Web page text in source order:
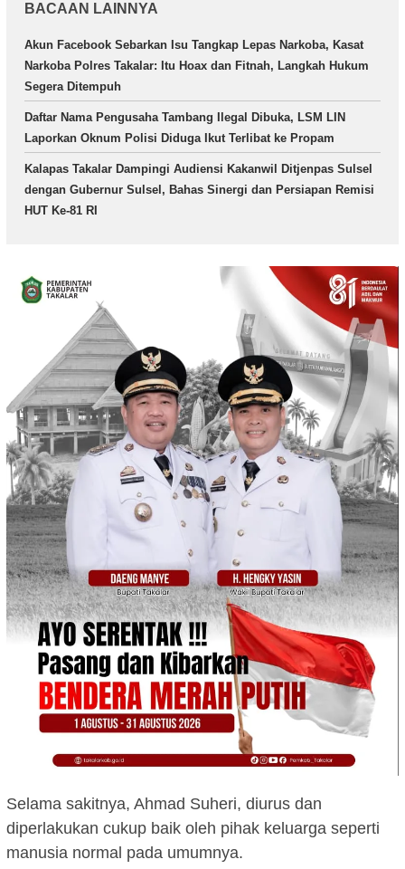
BACAAN LAINNYA
Akun Facebook Sebarkan Isu Tangkap Lepas Narkoba, Kasat
Narkoba Polres Takalar: Itu Hoax dan Fitnah, Langkah Hukum
Segera Ditempuh
Daftar Nama Pengusaha Tambang Ilegal Dibuka, LSM LIN
Laporkan Oknum Polisi Diduga Ikut Terlibat ke Propam
Kalapas Takalar Dampingi Audiensi Kakanwil Ditjenpas Sulsel
dengan Gubernur Sulsel, Bahas Sinergi dan Persiapan Remisi
HUT Ke-81 RI
Selama sakitnya, Ahmad Suheri, diurus dan
diperlakukan cukup baik oleh pihak keluarga seperti
manusia normal pada umumnya.